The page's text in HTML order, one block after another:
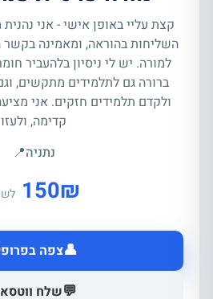
קצת עליי באופן אישי - אני
השליחות בהוראה, ומאמינה בקשר
למורה. יש לי ניסיון בלהעביר
ברורה גם לתלמידים מתקשים,
ולקדם תלמידים חזקים. אני
קדימה, ולעזו
נתניה📍
₪
150
👤צפה
💬שלח